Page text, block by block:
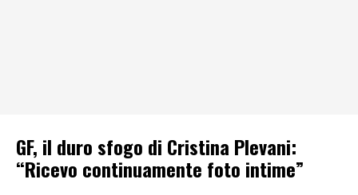
GF, il duro sfogo di Cristina Plevani:
“Ricevo continuamente foto intime”